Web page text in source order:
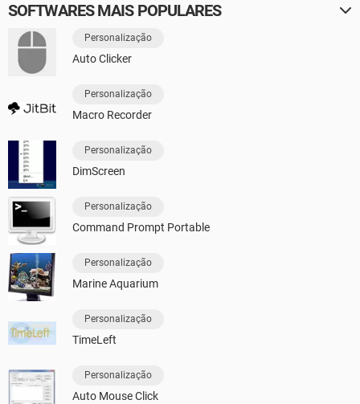
SOFTWARES MAIS POPULARES
Personalização
Auto Clicker
Personalização
Macro Recorder
Personalização
DimScreen
Personalização
Command Prompt Portable
Personalização
Marine Aquarium
Personalização
TimeLeft
Personalização
Auto Mouse Click